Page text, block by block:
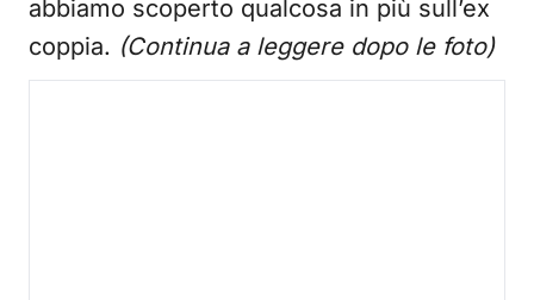
abbiamo scoperto qualcosa in più sull’ex
coppia. (Continua a leggere dopo le foto)